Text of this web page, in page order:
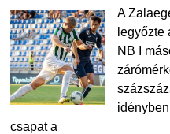
A
legyőzte
NB I
csapat a